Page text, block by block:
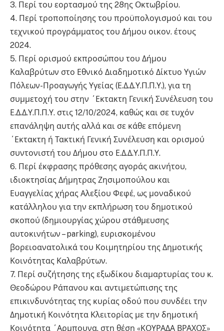
3. Περί του εορτασμού της 28ης Οκτωβρίου.
4. Περί τροποποίησης του προϋπολογισμού και του
τεχνικού προγράμματος του Δήμου οικον. έτους
2024.
5. Περί ορισμού εκπροσώπου του Δήμου
Καλαβρύτων στο Εθνικό Διαδημοτικό Δίκτυο Υγιών
Πόλεων-Προαγωγής Υγείας (Ε.Δ.Δ.Υ.Π.Π.Υ.), για τη
συμμετοχή του στην ΄Εκτακτη Γενική Συνέλευση του
Ε.Δ.Δ.Υ.Π.Π.Υ. στις 12/10/2024, καθώς και σε τυχόν
επανάληψη αυτής αλλά και σε κάθε επόμενη
΄Εκτακτη ή Τακτική Γενική Συνέλευση και ορισμού
συντονιστή του Δήμου στο Ε.Δ.Δ.Υ.Π.Π.Υ.
6. Περί έκφρασης πρόθεσης αγοράς ακινήτου,
ιδιοκτησίας Δήμητρας Ζησιμοπούλου και
Ευαγγελίας χήρας Αλεξίου Φεφέ, ως μοναδικού
κατάλληλου για την εκπλήρωση του δημοτικού
σκοπού (δημιουργίας χώρου στάθμευσης
αυτοκινήτων – parking), ευρισκομένου
βορειοανατολικά του Κοιμητηρίου της Δημοτικής
Κοινότητας Καλαβρύτων.
7. Περί συζήτησης της εξωδίκου διαμαρτυρίας του κ.
Θεοδώρου Ράπανου και αντιμετώπισης της
επικινδυνότητας της κυρίας οδού που συνδέει την
Δημοτική Κοινότητα Κλειτορίας με την δημοτική
Κοινότητα ΄Αρμπουνα, στη θέση «ΚΟΥΡΑΔΑ ΒΡΑΧΟΣ»